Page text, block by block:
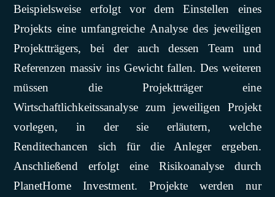
Beispielsweise erfolgt vor dem Einstellen eines
Projekts eine umfangreiche Analyse des jeweiligen
Projektträgers, bei der auch dessen Team und
Referenzen massiv ins Gewicht fallen. Des weiteren
müssen die Projektträger eine
Wirtschaftlichkeitssanalyse zum jeweiligen Projekt
vorlegen, in der sie erläutern, welche
Renditechancen sich für die Anleger ergeben.
Anschließend erfolgt eine Risikoanalyse durch
PlanetHome Investment. Projekte werden nur